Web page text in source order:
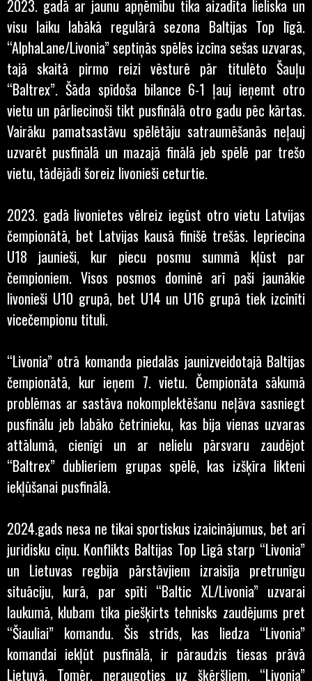
2023. gadā ar jaunu apņēmību tika aizadīta lieliska un
visu laiku labākā regulārā sezona Baltijas Top līgā.
“AlphaLane/Livonia” septiņās spēlēs izcīna sešas uzvaras,
tajā skaitā pirmo reizi vēsturē pār titulēto Šauļu
“Baltrex”. Šāda spīdoša bilance 6-1 ļauj ieņemt otro
vietu un pārliecinoši tikt pusfinālā otro gadu pēc kārtas.
Vairāku pamatsastāvu spēlētāju satraumēšanās neļauj
uzvarēt pusfinālā un mazajā finālā jeb spēlē par trešo
vietu, tādējādi šoreiz livonieši ceturtie.
2023. gadā livonietes vēlreiz iegūst otro vietu Latvijas
čempionātā, bet Latvijas kausā finišē trešās. Iepriecina
U18 jaunieši, kur piecu posmu summā kļūst par
čempioniem. Visos posmos dominē arī paši jaunākie
livonieši U10 grupā, bet U14 un U16 grupā tiek izcīnīti
vicečempionu tituli.
“Livonia” otrā komanda piedalās jaunizveidotajā Baltijas
čempionātā, kur ieņem 7. vietu. Čempionāta sākumā
problēmas ar sastāva nokomplektēšanu neļāva sasniegt
pusfinālu jeb labāko četrinieku, kas bija vienas uzvaras
attālumā, cienīgi un ar nelielu pārsvaru zaudējot
“Baltrex” dublieriem grupas spēlē, kas izšķīra likteni
iekļūšanai pusfinālā.
2024.gads nesa ne tikai sportiskus izaicinājumus, bet arī
juridisku cīņu. Konflikts Baltijas Top Līgā starp “Livonia”
un Lietuvas regbija pārstāvjiem izraisīja pretrunīgu
situāciju, kurā, par spīti “Baltic XL/Livonia” uzvarai
laukumā, klubam tika piešķirts tehnisks zaudējums pret
“Šiauliai” komandu. Šis strīds, kas liedza “Livonia”
komandai iekļūt pusfinālā, ir pāraudzis tiesas prāvā
Lietuvā. Tomēr, neraugoties uz šķēršļiem, “Livonia”